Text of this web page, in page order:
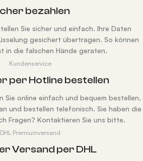
bezahlen
Sie sicher und einfach. Ihre Daten
gesichert übertragen. So können
in die falschen Hände geraten.
Kundenservice
per Hotline bestellen
Sie online einfach und bequem bestellen,
und bestellen telefonisch. Sie haben die
Fragen? Kontaktieren Sie uns bitte.
DHL Premiumversand
Versand per DHL